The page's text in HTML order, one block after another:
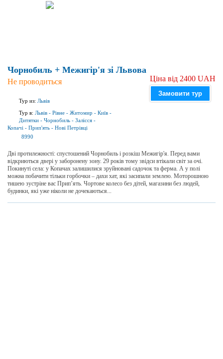
Чорнобиль + Межигір'я зі Львова
Не проводиться
Тур из: Львів
Тур в: Львів - Рівне - Житомир - Київ -
Дитятки - Чорнобиль - Залісся -
Копачі - Прип'ять - Нові Петрівці
8990
Ціна від 2400 UAH
Замовити тур
Дві протилежності: спустошений Чорнобиль і розкіш Межигір'я. Перед вами
відкриються двері у заборонену зону. 29 років тому звідси втікали світ за очі.
Покинуті села: у Копачах залишилися зруйновані садочок та ферма. А у полі
можна побачити тільки горбочки – дахи хат, які засипали землею. Моторошною
тишею зустріне вас Прип’ять. Чортове колесо без дітей, магазини без людей,
будинки, які уже ніколи не дочекаються...